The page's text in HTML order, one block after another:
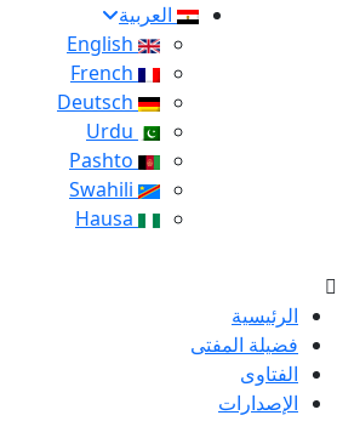
العربية
الرئيسية
فضيلة المفتى
الفتاوى
الإصدارات